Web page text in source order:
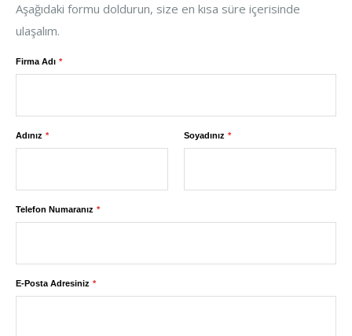
Aşağıdaki formu doldurun, size en kısa süre içerisinde
ulaşalım.
Firma Adı
Adınız Soyadınız
Telefon Numaranız
E-Posta Adresiniz